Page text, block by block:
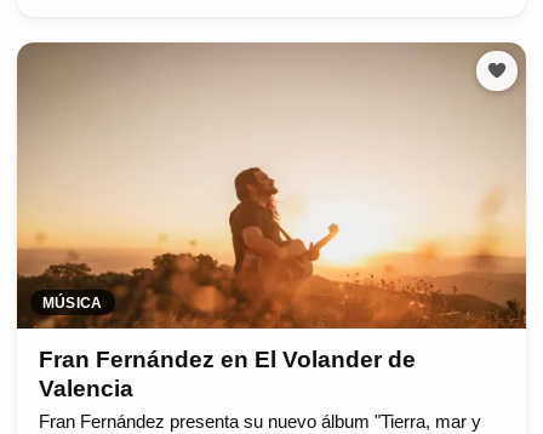
MÚSICA
Fran Fernández en El Volander de
Valencia
Fran Fernández presenta su nuevo álbum "Tierra, mar y